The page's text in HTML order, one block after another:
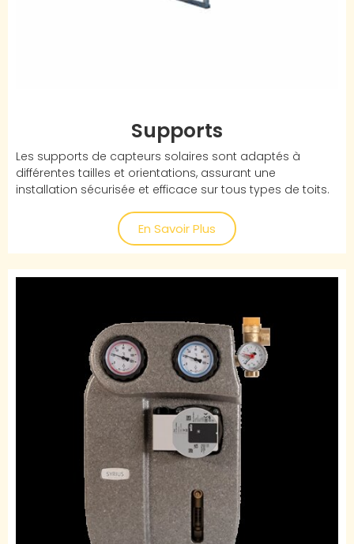
Supports
Les supports de capteurs solaires sont adaptés à
différentes tailles et orientations, assurant une
installation sécurisée et efficace sur tous types de toits.
En Savoir Plus